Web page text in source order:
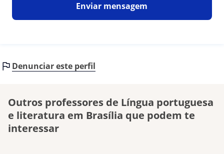
Enviar mensagem
Denunciar este perfil
Outros professores de Língua portuguesa
e literatura em Brasília que podem te
interessar